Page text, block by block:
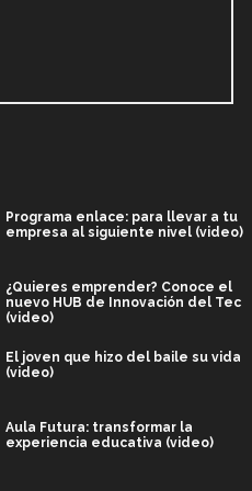
Programa enlace: para llevar a tu
empresa al siguiente nivel (video)
¿Quieres emprender? Conoce el
nuevo HUB de Innovación del Tec
(video)
El joven que hizo del baile su vida
(video)
Aula Futura: transformar la
experiencia educativa (video)